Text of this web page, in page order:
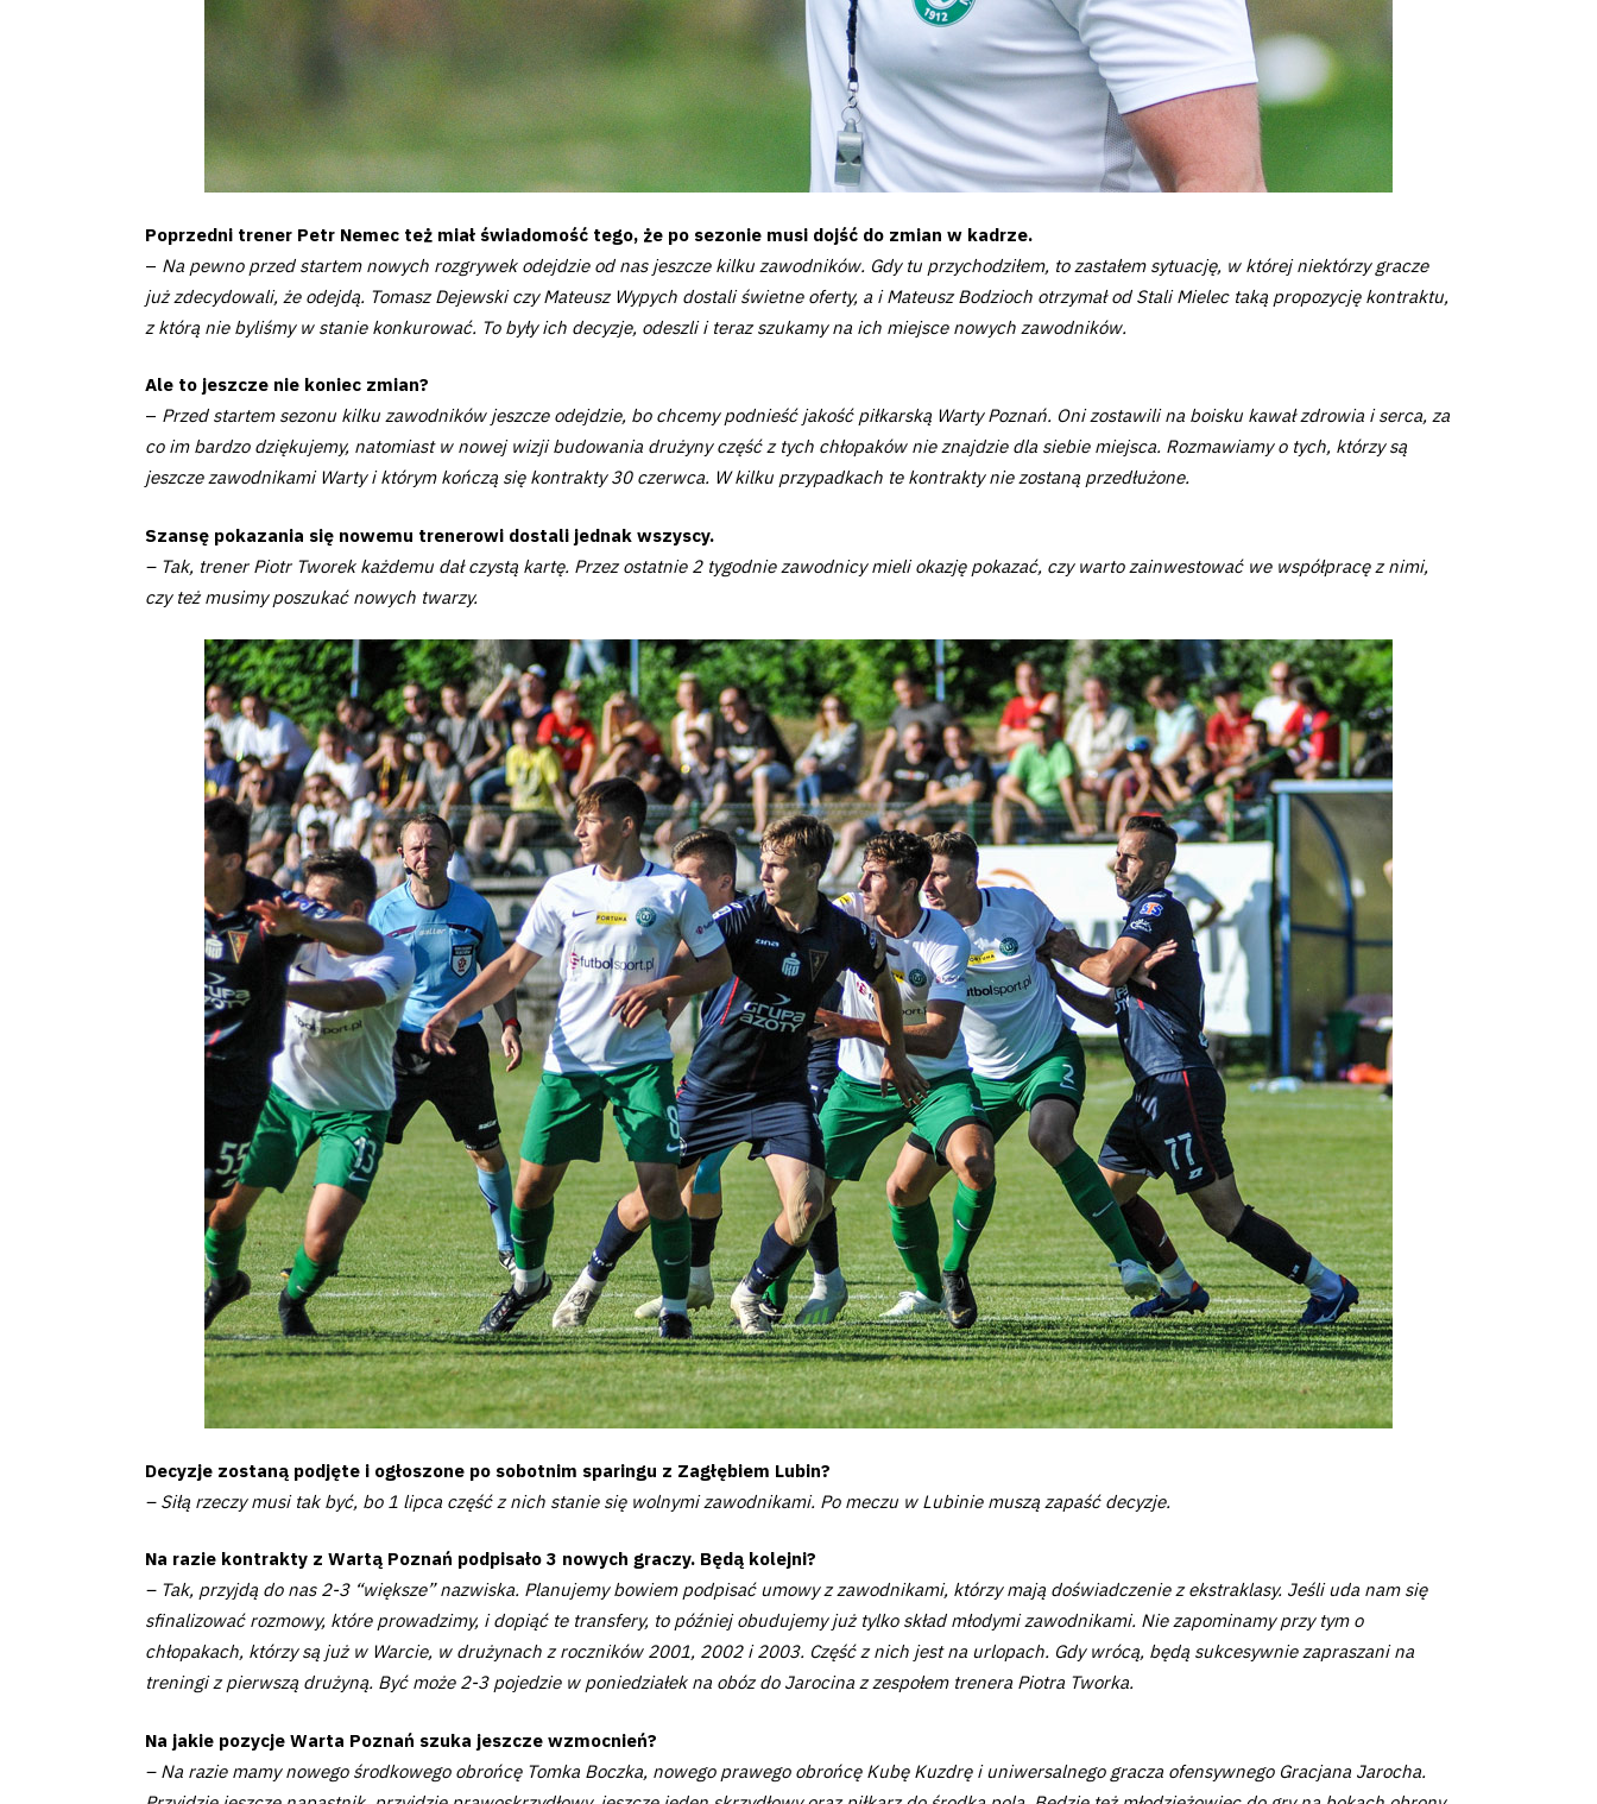
Aktualności
Fundacja
Sponsorzy
Trybuny
prywatności
Regulaminy
#WARTOpobrać
pośredników
transakcyjnych
Poprzedni trener Petr Nemec też miał świadomość tego, że po sezonie musi dojść do zmian w kadrze.
– Na pewno przed startem nowych rozgrywek odejdzie od nas jeszcze kilku zawodników. Gdy tu przychodziłem, to zastałem sytuację, w której niektórzy gracze
już zdecydowali, że odejdą. Tomasz Dejewski czy Mateusz Wypych dostali świetne oferty, a i Mateusz Bodzioch otrzymał od Stali Mielec taką propozycję kontraktu,
z którą nie byliśmy w stanie konkurować. To były ich decyzje, odeszli i teraz szukamy na ich miejsce nowych zawodników.
Ale to jeszcze nie koniec zmian?
– Przed startem sezonu kilku zawodników jeszcze odejdzie, bo chcemy podnieść jakość piłkarską Warty Poznań. Oni zostawili na boisku kawał zdrowia i serca, za
co im bardzo dziękujemy, natomiast w nowej wizji budowania drużyny część z tych chłopaków nie znajdzie dla siebie miejsca. Rozmawiamy o tych, którzy są
jeszcze zawodnikami Warty i którym kończą się kontrakty 30 czerwca. W kilku przypadkach te kontrakty nie zostaną przedłużone.
Szansę pokazania się nowemu trenerowi dostali jednak wszyscy.
– Tak, trener Piotr Tworek każdemu dał czystą kartę. Przez ostatnie 2 tygodnie zawodnicy mieli okazję pokazać, czy warto zainwestować we współpracę z nimi,
czy też musimy poszukać nowych twarzy.
Decyzje zostaną podjęte i ogłoszone po sobotnim sparingu z Zagłębiem Lubin?
– Siłą rzeczy musi tak być, bo 1 lipca część z nich stanie się wolnymi zawodnikami. Po meczu w Lubinie muszą zapaść decyzje.
Na razie kontrakty z Wartą Poznań podpisało 3 nowych graczy. Będą kolejni?
– Tak, przyjdą do nas 2-3 “większe” nazwiska. Planujemy bowiem podpisać umowy z zawodnikami, którzy mają doświadczenie z ekstraklasy. Jeśli uda nam się
sfinalizować rozmowy, które prowadzimy, i dopiąć te transfery, to później obudujemy już tylko skład młodymi zawodnikami. Nie zapominamy przy tym o
chłopakach, którzy są już w Warcie, w drużynach z roczników 2001, 2002 i 2003. Część z nich jest na urlopach. Gdy wrócą, będą sukcesywnie zapraszani na
treningi z pierwszą drużyną. Być może 2-3 pojedzie w poniedziałek na obóz do Jarocina z zespołem trenera Piotra Tworka.
Na jakie pozycje Warta Poznań szuka jeszcze wzmocnień?
– Na razie mamy nowego środkowego obrońcę Tomka Boczka, nowego prawego obrońcę Kubę Kuzdrę i uniwersalnego gracza ofensywnego Gracjana Jarocha.